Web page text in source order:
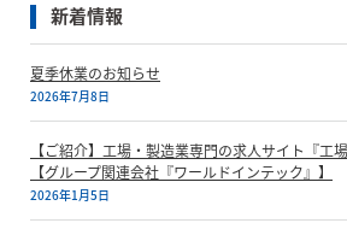
新着情報
夏季休業のお知らせ
2026年7月8日
【ご紹介】工場・製造業専門の求人サイト『工
【グループ関連会社『ワールドインテック』】
2026年1月5日